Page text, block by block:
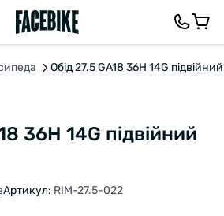
Обід 27.5 GA18 36H 14G
36H 14G підвійний
Артикул: RIM-27.5-022
ОПИС ВІДГУКИ ТА ЗАПИТАННЯ